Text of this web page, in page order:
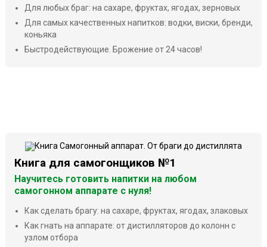
Для любых браг: на сахаре, фруктах, ягодах, зерновых
Для самых качественных напитков: водки, виски, бренди,
коньяка
Быстродействующие. Брожение от 24 часов!
Книга для самогонщиков №1
Научитесь готовить напитки на любом
самогонном аппарате с нуля!
Как сделать брагу: на сахаре, фруктах, ягодах, злаковых
Как гнать на аппарате: от дистилляторов до колонн с
узлом отбора